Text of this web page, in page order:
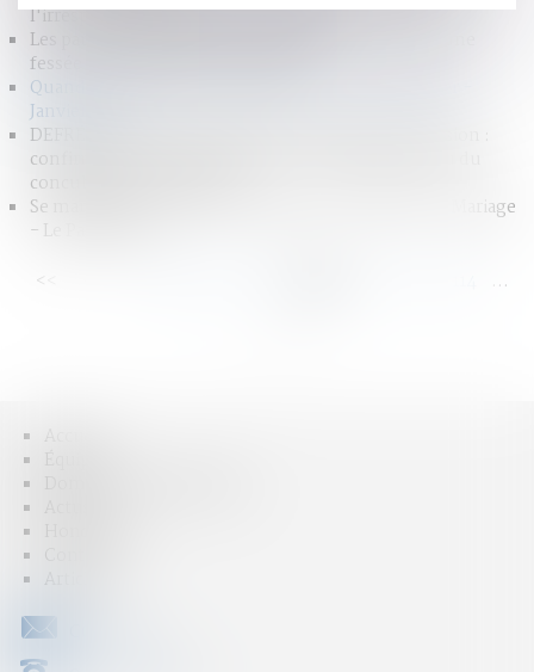
l'irresponsabilité pénale ? - Le figaro
Les parents ont désormais interdiction de donner une
fessée à leurs enfants - L'Express
Quand les époux divorcent sans juge - Le particulier -
Janvier 2017
DEFRÉNOIS - lextenso éditions - Pension de réversion :
confirmation de la non-prise en compte du pacs ou du
concubinage - Defrenois
Se marier sans contrat de mariage : Les modalités - Mariage
- Le Particulier
<<
...
Accueil
Articles